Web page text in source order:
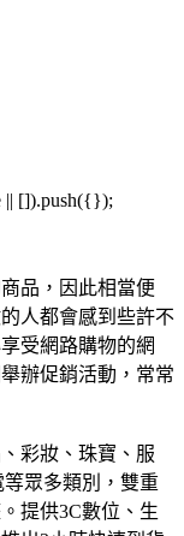
|| []).push({});
品，因此相當便
人都會感到些許不
受網路購物的網
辦促銷活動，常常
彩妝、珠寶、服
眾多類別，雙重
提供3C數位、生